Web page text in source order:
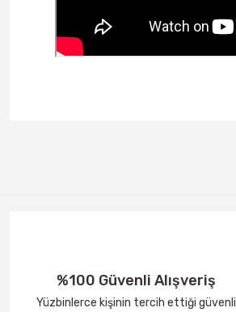
%100 Güvenli Alışveriş
Yüzbinlerce kişinin tercih ettiği güvenli